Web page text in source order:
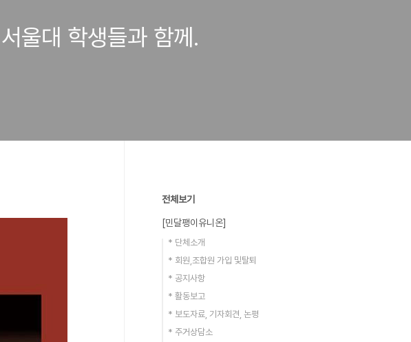
울대 학생들과 함께.
전체보기
[민달팽이유니온]
* 단체소개
* 회원,조합원 가입 및탈퇴
* 공지사항
* 활동보고
* 보도자료, 기자회견, 논평
* 주거상담소